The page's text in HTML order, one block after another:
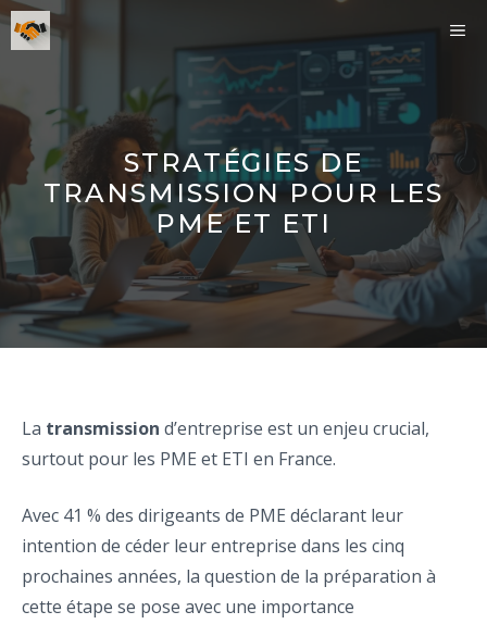
Aller
au
STRATÉGIES DE
TRANSMISSION POUR LES
PME ET ETI
La transmission d’entreprise est un enjeu crucial,
surtout pour les PME et ETI en France.
Avec 41 % des dirigeants de PME déclarant leur
intention de céder leur entreprise dans les cinq
prochaines années, la question de la préparation à
cette étape se pose avec une importance